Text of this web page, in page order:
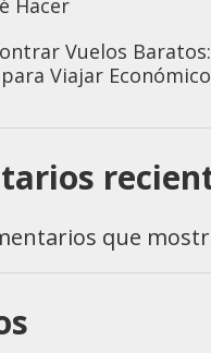
Hacer
Vuelos
Viajar Económico
que